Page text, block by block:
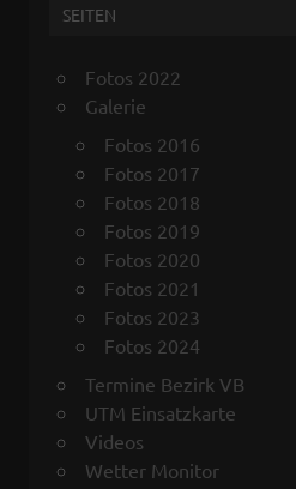
SEITEN
Fotos 2022
Galerie
Fotos 2016
Fotos 2017
Fotos 2018
Fotos 2019
Fotos 2020
Fotos 2021
Fotos 2023
Fotos 2024
Termine Bezirk VB
UTM Einsatzkarte
Videos
Wetter Monitor